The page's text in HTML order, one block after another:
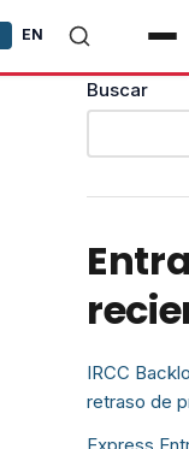
EN
Buscar
IRCC
retraso de